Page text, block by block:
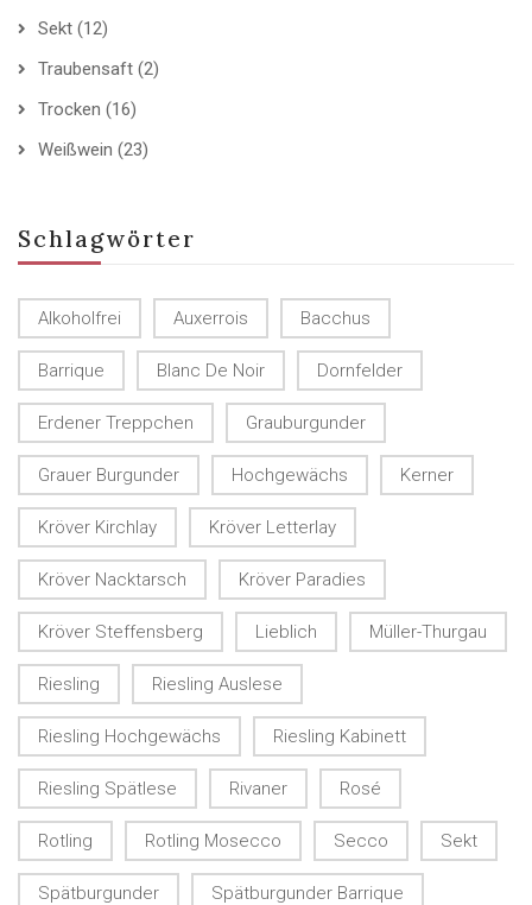
Sekt (12)
Traubensaft (2)
Trocken (16)
Weißwein (23)
Schlagwörter
Alkoholfrei Auxerrois Bacchus
Barrique Blanc De Noir Dornfelder
Erdener Treppchen Grauburgunder
Grauer Burgunder Hochgewächs Kerner
Kröver Kirchlay Kröver Letterlay
Kröver Nacktarsch Kröver Paradies
Kröver Steffensberg Lieblich Müller-Thurgau
Riesling Riesling Auslese
Riesling Hochgewächs Riesling Kabinett
Riesling Spätlese Rivaner Rosé
Rotling Rotling Mosecco Secco Sekt
Spätburgunder Spätburgunder Barrique